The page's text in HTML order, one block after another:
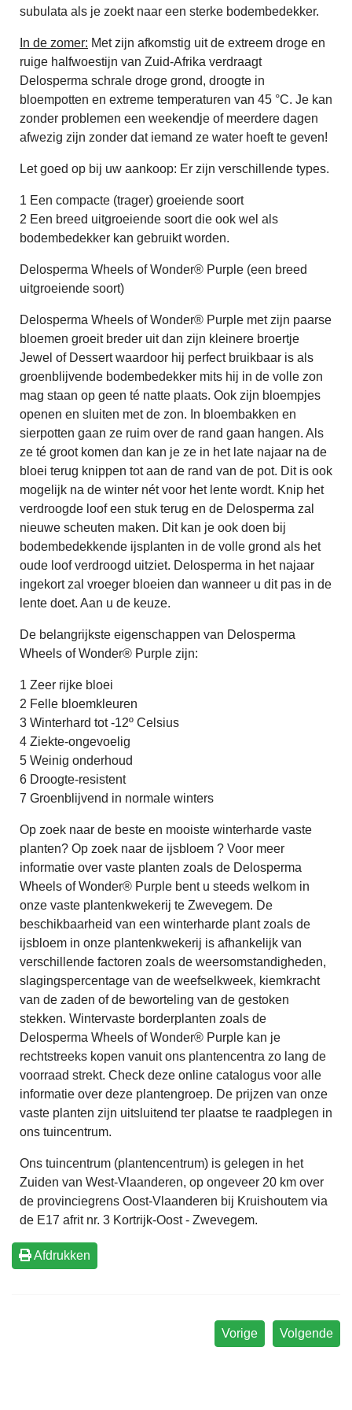
subulata als je zoekt naar een sterke bodembedekker.
In de zomer: Met zijn afkomstig uit de extreem droge en
ruige halfwoestijn van Zuid-Afrika verdraagt
Delosperma schrale droge grond, droogte in
bloempotten en extreme temperaturen van 45 °C. Je kan
zonder problemen een weekendje of meerdere dagen
afwezig zijn zonder dat iemand ze water hoeft te geven!
Let goed op bij uw aankoop: Er zijn verschillende types.
1 Een compacte (trager) groeiende soort
2 Een breed uitgroeiende soort die ook wel als
bodembedekker kan gebruikt worden.
Delosperma Wheels of Wonder® Purple (een breed
uitgroeiende soort)
Delosperma Wheels of Wonder® Purple met zijn paarse
bloemen groeit breder uit dan zijn kleinere broertje
Jewel of Dessert waardoor hij perfect bruikbaar is als
groenblijvende bodembedekker mits hij in de volle zon
mag staan op geen té natte plaats. Ook zijn bloempjes
openen en sluiten met de zon. In bloembakken en
sierpotten gaan ze ruim over de rand gaan hangen. Als
ze té groot komen dan kan je ze in het late najaar na de
bloei terug knippen tot aan de rand van de pot. Dit is ook
mogelijk na de winter nét voor het lente wordt. Knip het
verdroogde loof een stuk terug en de Delosperma zal
nieuwe scheuten maken. Dit kan je ook doen bij
bodembedekkende ijsplanten in de volle grond als het
oude loof verdroogd uitziet. Delosperma in het najaar
ingekort zal vroeger bloeien dan wanneer u dit pas in de
lente doet. Aan u de keuze.
De belangrijkste eigenschappen van Delosperma
Wheels of Wonder® Purple zijn:
1 Zeer rijke bloei
2 Felle bloemkleuren
3 Winterhard tot -12º Celsius
4 Ziekte-ongevoelig
5 Weinig onderhoud
6 Droogte-resistent
7 Groenblijvend in normale winters
Op zoek naar de beste en mooiste winterharde vaste
planten? Op zoek naar de ijsbloem ? Voor meer
informatie over vaste planten zoals de Delosperma
Wheels of Wonder® Purple bent u steeds welkom in
onze vaste plantenkwekerij te Zwevegem. De
beschikbaarheid van een winterharde plant zoals de
ijsbloem in onze plantenkwekerij is afhankelijk van
verschillende factoren zoals de weersomstandigheden,
slagingspercentage van de weefselkweek, kiemkracht
van de zaden of de beworteling van de gestoken
stekken. Wintervaste borderplanten zoals de
Delosperma Wheels of Wonder® Purple kan je
rechtstreeks kopen vanuit ons plantencentra zo lang de
voorraad strekt. Check deze online catalogus voor alle
informatie over deze plantengroep. De prijzen van onze
vaste planten zijn uitsluitend ter plaatse te raadplegen in
ons tuincentrum.
Ons tuincentrum (plantencentrum) is gelegen in het
Zuiden van West-Vlaanderen, op ongeveer 20 km over
de provinciegrens Oost-Vlaanderen bij Kruishoutem via
de E17 afrit nr. 3 Kortrijk-Oost - Zwevegem.
Afdrukken
Volgende
Vorige